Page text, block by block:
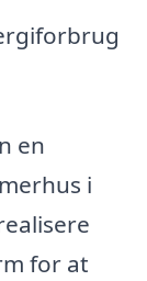
en
i
for at